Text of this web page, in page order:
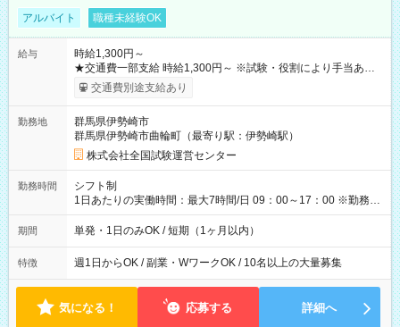
アルバイト 職種未経験OK
給与
時給1,300円～
★交通費一部支給 時給1,300円～ ※試験・役割により手当あり
※勤務回数により昇給あり 【即給（前払い）オプションあ
り！】 希望される場合、勤務から1週間ほどで給与の一部を受け
例】 ・河合塾模擬試験 8:30～17:30（休憩1時間） 時給1,300円
×8時間＝日収10,400円＋交通費 ※当日の役割により時給＋100
円の場合あり ・国家試験 7:00～13:30（休憩なし） 時給1,300
円（役割手当＋100円）×6時間＝日収8,400円＋交通費 【試用期
間】試用期間なし
交通費別途支給あり
勤務地
群馬県伊勢崎市
群馬県伊勢崎市曲輪町（最寄り駅：伊勢崎駅）
株式会社全国試験運営センター
勤務時間
シフト制
1日あたりの実働時間：最大7時間/日 09：00～17：00 ※勤務時
間は 試験により異なります。
期間 単発・1日のみOK / 短期（1ヶ月以内）
特徴 週1日からOK / 副業・WワークOK / 10名以上の大量募集
気になる！ 応募する 詳細へ